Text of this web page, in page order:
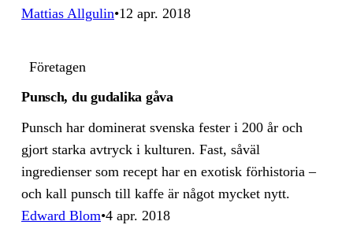
Mattias Allgulin 12 apr. 2018
Företagen
Punsch, du gudalika gåva
Punsch har dominerat svenska fester i 200 år och
gjort starka avtryck i kulturen. Fast, såväl
ingredienser som recept har en exotisk förhistoria –
och kall punsch till kaffe är något mycket nytt.
Edward Blom 4 apr. 2018